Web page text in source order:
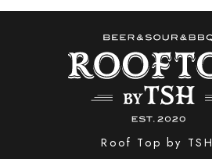
Roof Top by TSH